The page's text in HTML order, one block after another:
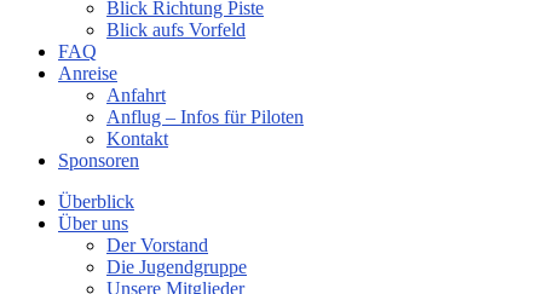
Blick Richtung Piste
Blick aufs Vorfeld
FAQ
Anreise
Anfahrt
Anflug – Infos für Piloten
Kontakt
Sponsoren
Überblick
Über uns
Der Vorstand
Die Jugendgruppe
Unsere Mitglieder